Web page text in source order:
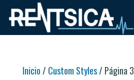
Inicio / Custom Styles/ Página 3